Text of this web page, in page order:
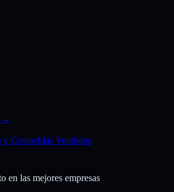
→
y CostosMás Vendidos
en las mejores empresas